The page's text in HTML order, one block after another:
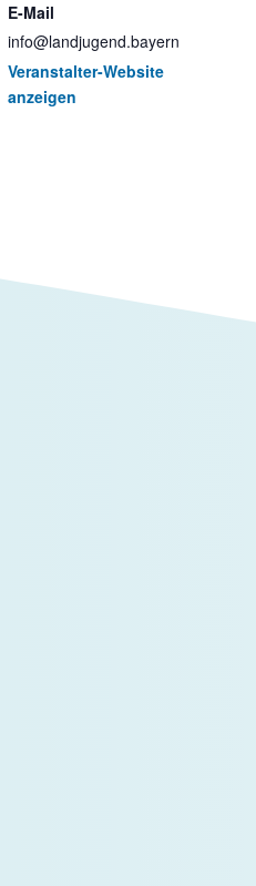
E-Mail
info@landjugend.bayern
Veranstalter-Website
anzeigen